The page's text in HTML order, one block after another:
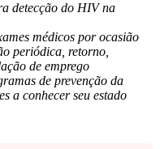
detecção do HIV na
médicos por ocasião
periódica, retorno,
de emprego
de prevenção da
a conhecer seu estado